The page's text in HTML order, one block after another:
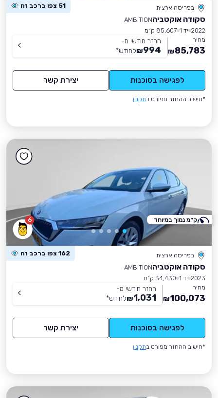
בפריסה ארצית 51 צפו ברכב זה
סקודה אוקטביהAMBITION
2022 יד 1
85,607 ק״מ
מחיר
85,783
₪
החזר חודשי מ-
994
₪לחודש*
לפגישה בסוכנות יצירת קשר
*חישוב ההחזר מפורט בתקנון
6
בפריסה ארצית 162 צפו ברכב זה
סקודה אוקטביהAMBITION
2023 יד 1
34,430 ק״מ
מחיר
100,073
₪
החזר חודשי מ-
1,031
₪לחודש*
לפגישה בסוכנות יצירת קשר
*חישוב ההחזר מפורט בתקנון
ק״מ נמוך במיוחד